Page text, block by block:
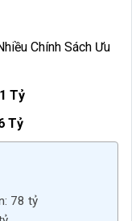
Chính Sách Ưu
Tỷ
Tỷ
78 tỷ